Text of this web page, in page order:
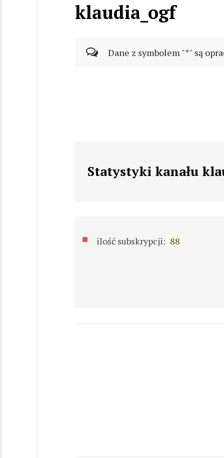
klaudia_ogf
Dane z symbolem "*" są
Statystyki kanału
ilość subskrypcji: 88